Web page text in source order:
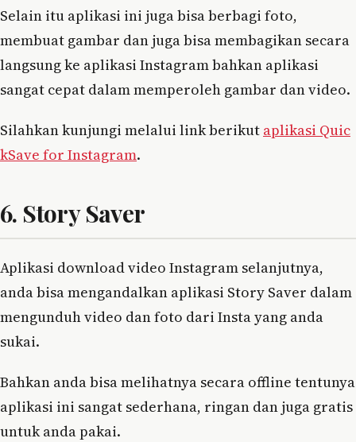
Selain itu aplikasi ini juga bisa berbagi foto,
membuat gambar dan juga bisa membagikan secara
langsung ke aplikasi Instagram bahkan aplikasi
sangat cepat dalam memperoleh gambar dan video.
Silahkan kunjungi melalui link berikut aplikasi Quic
kSave for Instagram.
6. Story Saver
Aplikasi download video Instagram selanjutnya,
anda bisa mengandalkan aplikasi Story Saver dalam
mengunduh video dan foto dari Insta yang anda
sukai.
Bahkan anda bisa melihatnya secara offline tentunya
aplikasi ini sangat sederhana, ringan dan juga gratis
untuk anda pakai.